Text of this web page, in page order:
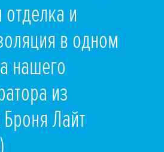
и
в одном
нашего
из
Лайт